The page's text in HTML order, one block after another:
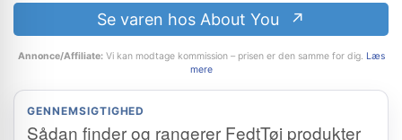
Se varen hos About You
Annonce/Affiliate:Vi kan modtage kommission – prisen er den samme for dig. Læs
mere
GENNEMSIGTIGHED
Sådan finder og rangerer FedtTøj produkter